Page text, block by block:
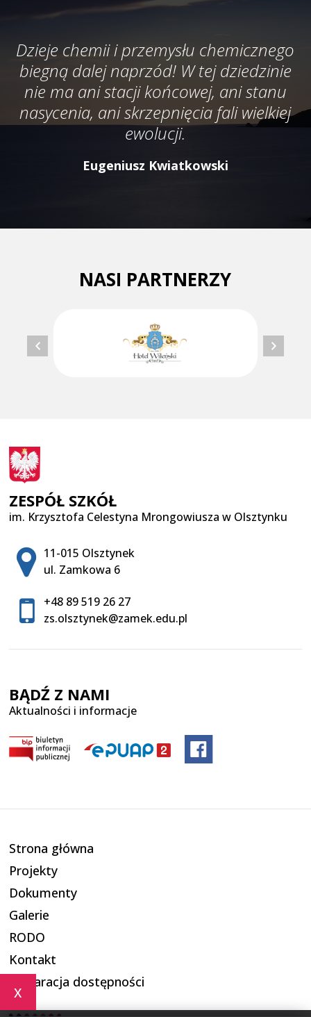
x
Dzieje chemii i przemysłu chemicznego
biegną dalej naprzód! W tej dziedzinie
nie ma ani stacji końcowej, ani stanu
nasycenia, ani skrzepnięcia fali wielkiej
ewolucji.
Eugeniusz Kwiatkowski
NASI PARTNERZY
ZESPÓŁ SZKÓŁ
im. Krzysztofa Celestyna Mrongowiusza w Olsztynku
Adres pocztowy:
11-015 Olsztynek
ul. Zamkowa 6
+48 89 519 26 27
zs.olsztynek@zamek.edu.pl
BĄDŹ Z NAMI
Aktualności i informacje
Strona główna
Projekty
Dokumenty
Galerie
RODO
Kontakt
Deklaracja dostępności